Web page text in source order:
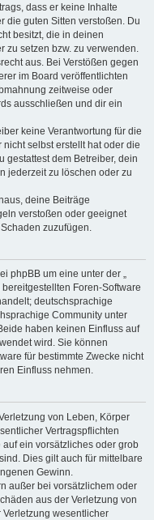
dass er keine Inhalte
die guten Sitten verstoßen. Du
besitzt, die in deinen
setzen bzw. zu verwenden.
aus. Bei Verstößen gegen
im Board veröffentlichten
zeitweise oder
ausschließen und dir ein
keine Verantwortung für die
selbst erstellt hat oder die
gestattest dem Betreiber, dein
jederzeit zu löschen oder zu
deine Beiträge
verstoßen oder geeignet
zuzufügen.
phpBB um eine unter der „
bereitgestellten Foren-Software
deutschsprachige
Community unter
haben keinen Einfluss auf
wird. Sie können
für bestimmte Zwecke nicht
Einfluss nehmen.
von Leben, Körper
Vertragspflichten
ein vorsätzliches oder grob
Dies gilt auch für mittelbare
Gewinn.
außer bei vorsätzlichem oder
aus der Verletzung von
wesentlicher